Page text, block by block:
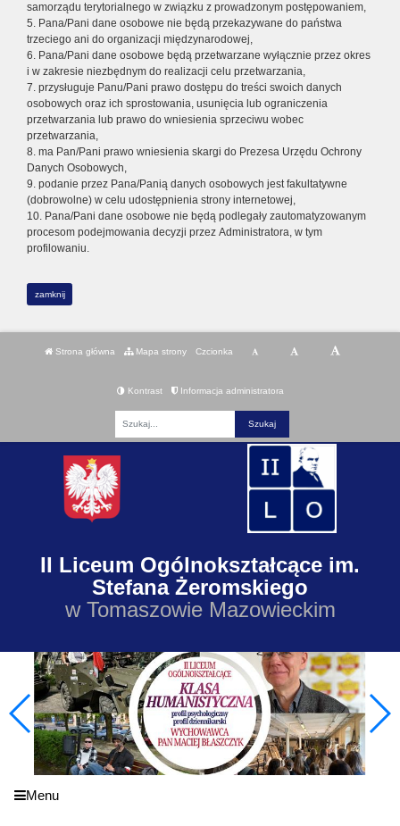
samorządu terytorialnego w związku z prowadzonym postępowaniem,
5. Pana/Pani dane osobowe nie będą przekazywane do państwa
trzeciego ani do organizacji międzynarodowej,
6. Pana/Pani dane osobowe będą przetwarzane wyłącznie przez okres
i w zakresie niezbędnym do realizacji celu przetwarzania,
7. przysługuje Panu/Pani prawo dostępu do treści swoich danych
osobowych oraz ich sprostowania, usunięcia lub ograniczenia
przetwarzania lub prawo do wniesienia sprzeciwu wobec
przetwarzania,
8. ma Pan/Pani prawo wniesienia skargi do Prezesa Urzędu Ochrony
Danych Osobowych,
9. podanie przez Pana/Panią danych osobowych jest fakultatywne
(dobrowolne) w celu udostępnienia strony internetowej,
10. Pana/Pani dane osobowe nie będą podlegały zautomatyzowanym
procesom podejmowania decyzji przez Administratora, w tym
profilowaniu.
zamknij
Strona główna Mapa strony Czcionka
Kontrast Informacja administratora
II Liceum Ogólnokształcące im.
Stefana Żeromskiego
w Tomaszowie Mazowieckim
Menu